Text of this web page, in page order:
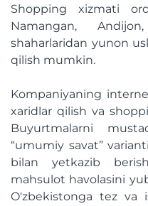
Shopping xizmati
Namangan,
shaharlaridan yunon
qilish mumkin.
Kompaniyaning
xaridlar qilish va
Buyurtmalarni
“umumiy savat”
bilan yetkazib
mahsulot havolasini
O'zbekistonga tez va